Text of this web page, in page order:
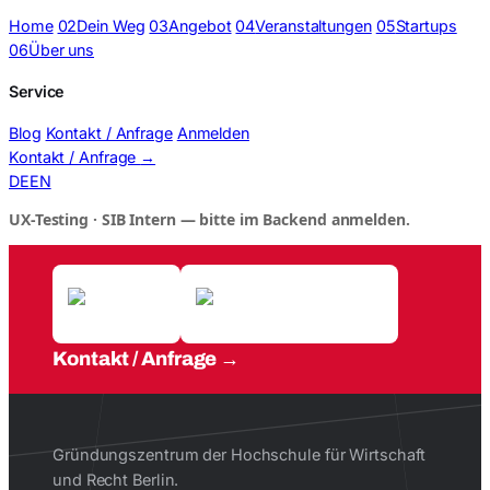
Home 02Dein Weg 03Angebot 04Veranstaltungen 05Startups
06Über uns
Service
Blog Kontakt / Anfrage Anmelden
Kontakt / Anfrage →
DEEN
UX-Testing – Kommunikation
UX-Testing · SIB Intern — bitte im Backend anmelden.
Kontakt / Anfrage
Gründungszentrum der Hochschule für Wirtschaft
und Recht Berlin.